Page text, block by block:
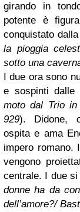
girando in
potente è
conquistato
la pioggia
sotto una
I due ora sono
e sospinti dalle
moto dal Trio
929). Didone,
ospita e ama
impero romano.
vengono
centrale. I due
donne ha da
dell’amore?/